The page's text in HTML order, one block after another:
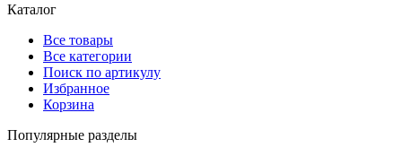
Каталог
Все товары
Все категории
Поиск по артикулу
Избранное
Корзина
Популярные разделы